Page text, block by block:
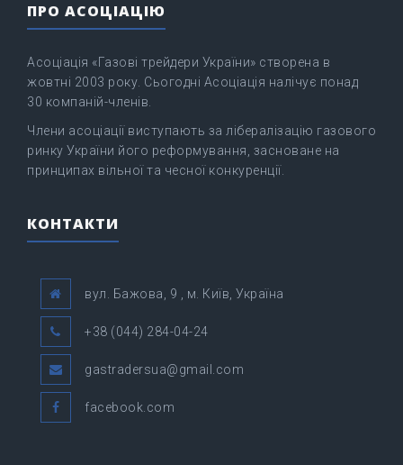
ПРО АСОЦІАЦІЮ
Асоціація «Газові трейдери України» створена в
жовтні 2003 року. Сьогодні Асоціація налічує понад
30 компаній-членів.
Члени асоціації виступають за лібералізацію газового
ринку України його реформування, засноване на
принципах вільної та чесної конкуренції.
КОНТАКТИ
вул. Бажова, 9 , м. Київ, Україна
+38 (044) 284-04-24
gastradersua@gmail.com
facebook.com